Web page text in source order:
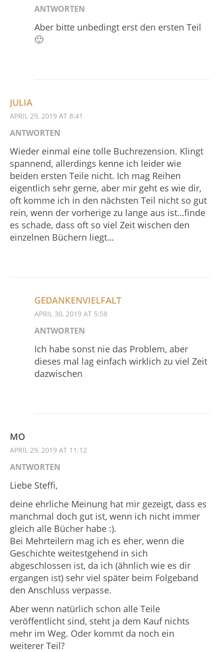
ANTWORTEN
Aber bitte unbedingt erst den ersten Teil
🙂
JULIA
APRIL 29, 2019 AT 8:41
ANTWORTEN
Wieder einmal eine tolle Buchrezension. Klingt
spannend, allerdings kenne ich leider wie
beiden ersten Teile nicht. Ich mag Reihen
eigentlich sehr gerne, aber mir geht es wie dir,
oft komme ich in den nächsten Teil nicht so gut
rein, wenn der vorherige zu lange aus ist…finde
es schade, dass oft so viel Zeit wischen den
einzelnen Büchern liegt…
GEDANKENVIELFALT
APRIL 30, 2019 AT 5:58
ANTWORTEN
Ich habe sonst nie das Problem, aber
dieses mal lag einfach wirklich zu viel Zeit
dazwischen
MO
APRIL 29, 2019 AT 11:12
ANTWORTEN
Liebe Steffi,
deine ehrliche Meinung hat mir gezeigt, dass es
manchmal doch gut ist, wenn ich nicht immer
gleich alle Bücher habe :).
Bei Mehrteilern mag ich es eher, wenn die
Geschichte weitestgehend in sich
abgeschlossen ist, da ich (ähnlich wie es dir
ergangen ist) sehr viel später beim Folgeband
den Anschluss verpasse.
Aber wenn natürlich schon alle Teile
veröffentlicht sind, steht ja dem Kauf nichts
mehr im Weg. Oder kommt da noch ein
weiterer Teil?